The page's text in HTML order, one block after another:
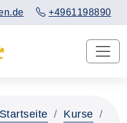
+4961198890
Startseite
Kurse